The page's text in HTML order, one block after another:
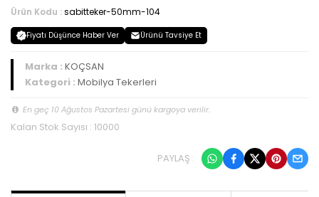
Ürün Kodu :sabitteker-50mm-104
Fiyatı Düşünce Haber Ver Ürünü Tavsiye Et
Marka : KOÇSAN
Kategori : Mobilya Tekerleri
En geç 10 Ağustos Pazartesi günü kargoya verilir.
Kalan Stok Sayısı : 10000
PAYLAŞ :